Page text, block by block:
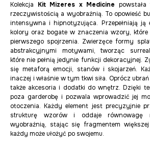
Kolekcja Kit Mizeres x Medicine
rzeczywistością a wyobraźnią. To opowieść
intensywna i hipnotyzująca. Przepełniają ją
kolory oraz bogate w znaczenia wzory,
pierwszego spojrzenia. Zwierzęce formy
abstrakcyjnymi motywami, tworząc
które nie pełnią jedynie funkcji dekoracyjnej.
się metaforą emocji, stanów i skojarzeń.
inaczej i właśnie w tym tkwi siła. Oprócz
także akcesoria i dodatki do wnętrz. Dzięki
poza garderobę i pozwala wprowadzić jej
otoczenia. Każdy element jest precyzyjnie
strukturę wzorów i oddaje równowagę
wyobraźnią, stając się fragmentem
każdy może ułożyć po swojemu.